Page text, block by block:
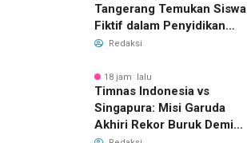
Tangerang Temukan Siswa
Fiktif dalam Penyidikan
Dana BOP PKBM
Redaksi
18 jam lalu
Timnas Indonesia vs
Singapura: Misi Garuda
Akhiri Rekor Buruk Demi